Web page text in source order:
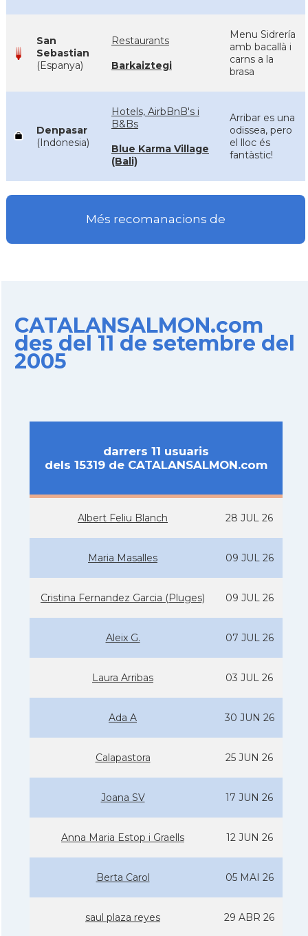
San
Sebastian
(Espanya)
Restaurants
Barkaiztegi
Menu Sidrería
amb bacallà i
carns a la
brasa
Denpasar
(Indonesia)
Hotels, AirbBnB's i
B&Bs
Blue Karma Village
(Bali)
Arribar es una
odissea, pero
el lloc és
fantàstic!
Més recomanacions de
CATALANSALMON.com
des del 11 de setembre del
2005
darrers 11 usuaris
dels 15319 de CATALANSALMON.com
Albert Feliu Blanch 28 JUL 26
Maria Masalles 09 JUL 26
Cristina Fernandez Garcia (Pluges) 09 JUL 26
Aleix G. 07 JUL 26
Laura Arribas 03 JUL 26
Ada A 30 JUN 26
Calapastora 25 JUN 26
Joana SV 17 JUN 26
Anna Maria Estop i Graells 12 JUN 26
Berta Carol 05 MAI 26
saul plaza reyes 29 ABR 26